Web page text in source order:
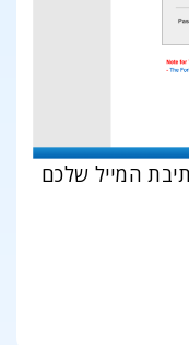
המייל שלכם